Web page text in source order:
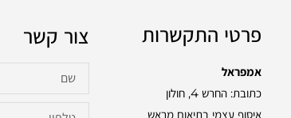
פרטי התקשרות
אמפראל
כתובת: החרש 4, חולון
איסוף עצמי בתיאום מראש
צור קשר